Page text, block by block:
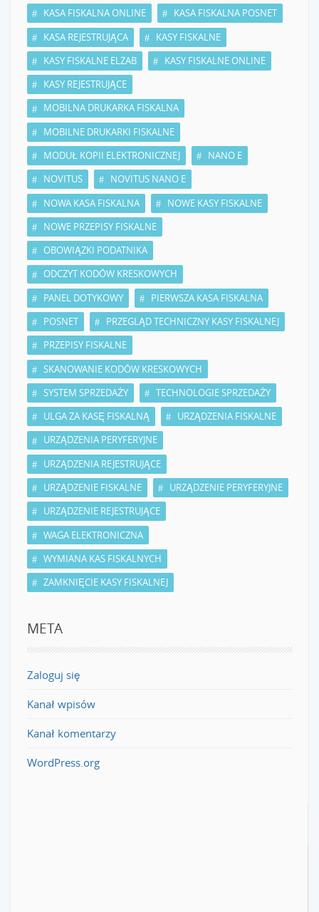
KASA FISKALNA ONLINE
KASA FISKALNA POSNET
KASA REJESTRUJĄCA
KASY FISKALNE
KASY FISKALNE ELZAB
KASY FISKALNE ONLINE
KASY REJESTRUJĄCE
MOBILNA DRUKARKA FISKALNA
MOBILNE DRUKARKI FISKALNE
MODUŁ KOPII ELEKTRONICZNEJ
NANO E
NOVITUS
NOVITUS NANO E
NOWA KASA FISKALNA
NOWE KASY FISKALNE
NOWE PRZEPISY FISKALNE
OBOWIĄZKI PODATNIKA
ODCZYT KODÓW KRESKOWYCH
PANEL DOTYKOWY
PIERWSZA KASA FISKALNA
POSNET
PRZEGLĄD TECHNICZNY KASY FISKALNEJ
PRZEPISY FISKALNE
SKANOWANIE KODÓW KRESKOWYCH
SYSTEM SPRZEDAŻY
TECHNOLOGIE SPRZEDAŻY
ULGA ZA KASĘ FISKALNĄ
URZĄDZENIA FISKALNE
URZĄDZENIA PERYFERYJNE
URZĄDZENIA REJESTRUJĄCE
URZĄDZENIE FISKALNE
URZĄDZENIE PERYFERYJNE
URZĄDZENIE REJESTRUJĄCE
WAGA ELEKTRONICZNA
WYMIANA KAS FISKALNYCH
ZAMKNIĘCIE KASY FISKALNEJ
META
Zaloguj się
Kanał wpisów
Kanał komentarzy
WordPress.org